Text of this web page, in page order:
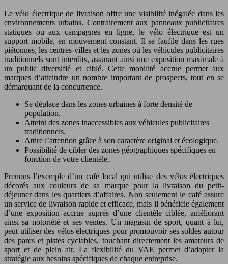
Le vélo électrique de livraison offre une visibilité inégalée dans les
environnements urbains. Contrairement aux panneaux publicitaires
statiques ou aux campagnes en ligne, le vélo électrique est un
support mobile, en mouvement constant. Il se faufile dans les rues
piétonnes, les centres-villes et les zones où les véhicules publicitaires
traditionnels sont interdits, assurant ainsi une exposition maximale à
un public diversifié et ciblé. Cette mobilité accrue permet aux
marques d’atteindre un nombre important de prospects, tout en se
démarquant de la concurrence.
Se déplace dans les zones urbaines à forte densité de
population.
Atteint des zones inaccessibles aux véhicules publicitaires
traditionnels.
Attire l’attention grâce à son caractère original et écologique.
Possibilité de cibler des zones géographiques spécifiques en
fonction de votre clientèle.
Prenons l’exemple d’un café local qui utilise des vélos électriques
décorés aux couleurs de sa marque pour la livraison du petit-
déjeuner dans les quartiers d’affaires. Non seulement le café assure
un service de livraison rapide et efficace, mais il bénéficie également
d’une exposition accrue auprès d’une clientèle ciblée, améliorant
ainsi sa notoriété et ses ventes. Un magasin de sport, quant à lui,
peut utiliser des vélos électriques pour promouvoir ses soldes autour
des parcs et pistes cyclables, touchant directement les amateurs de
sport et de plein air. La flexibilité du VAE permet d’adapter la
stratégie aux besoins spécifiques de chaque entreprise.